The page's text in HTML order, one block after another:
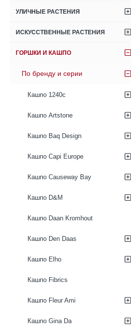
УЛИЧНЫЕ РАСТЕНИЯ
ИСКУССТВЕННЫЕ РАСТЕНИЯ
ГОРШКИ И КАШПО
По бренду и серии
Кашпо 1240c
Кашпо Artstone
Кашпо Baq Design
Кашпо Capi Europe
Кашпо Causeway Bay
Кашпо D&M
Кашпо Daan Kromhout
Кашпо Den Daas
Кашпо Elho
Кашпо Fibrics
Кашпо Fleur Ami
Кашпо Gina Da